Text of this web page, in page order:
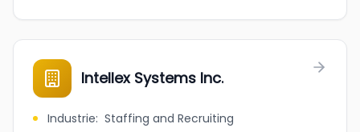
Intellex Systems Inc.
Industrie: Staffing and Recruiting